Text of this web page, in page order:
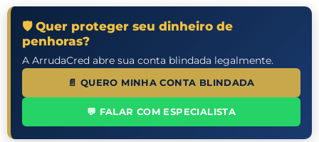
🛡️ Quer proteger seu dinheiro de
penhoras?
A ArrudaCred abre sua conta blindada legalmente.
📄 QUERO MINHA CONTA BLINDADA
💬 FALAR COM ESPECIALISTA